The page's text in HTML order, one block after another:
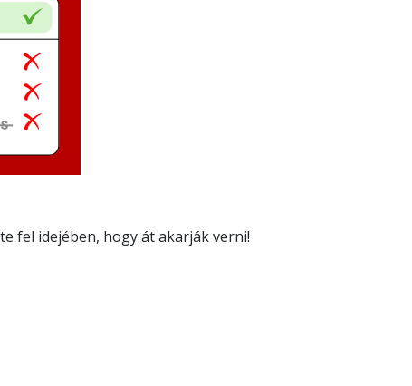
fel idejében, hogy át akarják verni!